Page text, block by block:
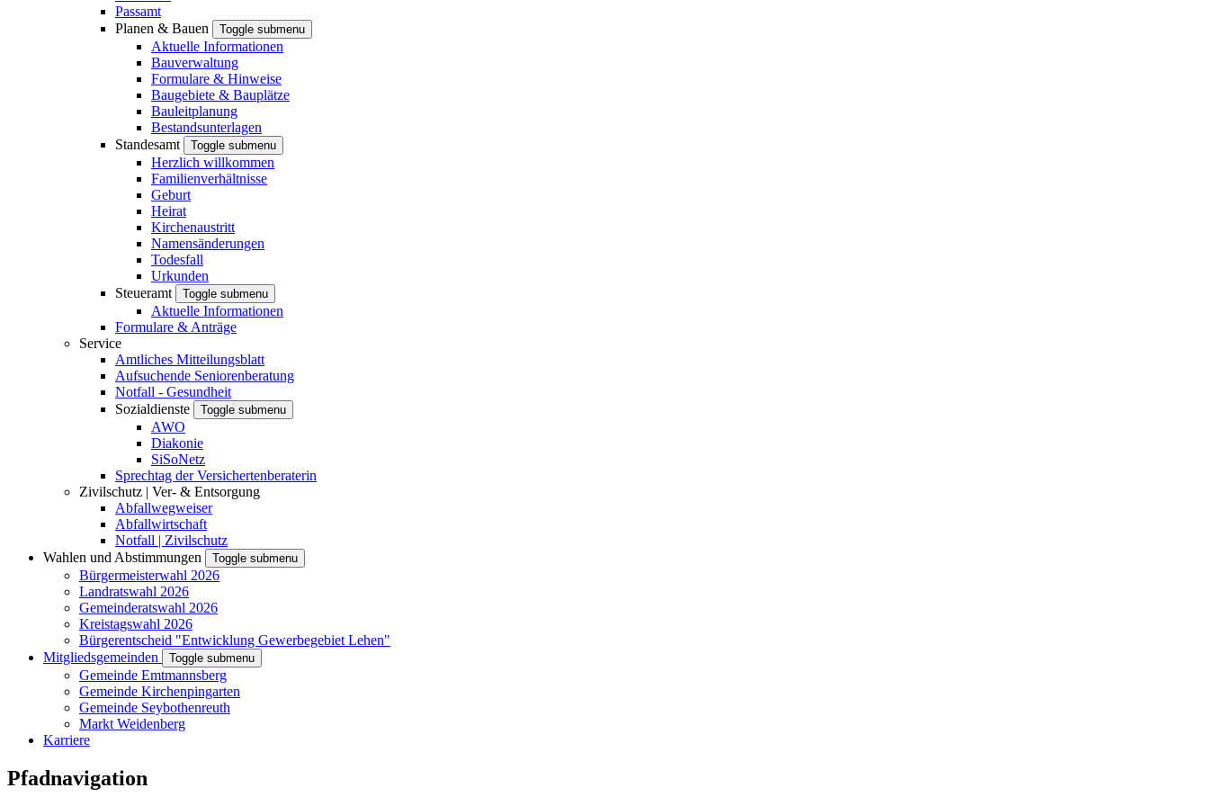
Passamt
Planen & Bauen
Toggle submenu
Aktuelle Informationen
Bauverwaltung
Formulare & Hinweise
Baugebiete & Bauplätze
Bauleitplanung
Bestandsunterlagen
Standesamt
Toggle submenu
Herzlich willkommen
Familienverhältnisse
Geburt
Heirat
Kirchenaustritt
Namensänderungen
Todesfall
Urkunden
Steueramt
Toggle submenu
Aktuelle Informationen
Formulare & Anträge
Service
Amtliches Mitteilungsblatt
Aufsuchende Seniorenberatung
Notfall - Gesundheit
Sozialdienste
Toggle submenu
AWO
Diakonie
SiSoNetz
Sprechtag der Versichertenberaterin
Zivilschutz | Ver- & Entsorgung
Abfallwegweiser
Abfallwirtschaft
Notfall | Zivilschutz
Wahlen und Abstimmungen
Toggle submenu
Bürgermeisterwahl 2026
Landratswahl 2026
Gemeinderatswahl 2026
Kreistagswahl 2026
Bürgerentscheid "Entwicklung Gewerbegebiet Lehen"
Mitgliedsgemeinden
Toggle submenu
Gemeinde Emtmannsberg
Gemeinde Kirchenpingarten
Gemeinde Seybothenreuth
Markt Weidenberg
Karriere
Pfadnavigation